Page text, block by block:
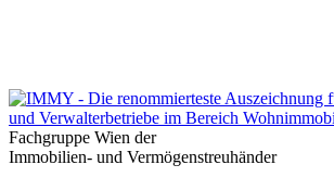
Fachgruppe Wien der
Immobilien- und Vermögenstreuhänder